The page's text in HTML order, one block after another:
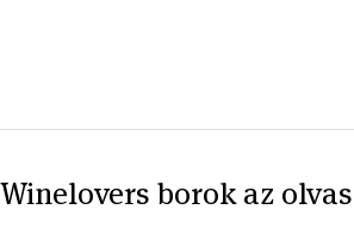
Winelovers borok az